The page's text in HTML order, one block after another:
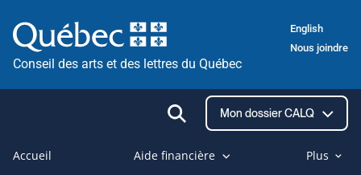
au
contenu
Conseil des arts et des lettres du Québec
English
Nous joindre
Ouvrir
la
recherche
Mon dossier CALQ
Accueil Aide financière Plus